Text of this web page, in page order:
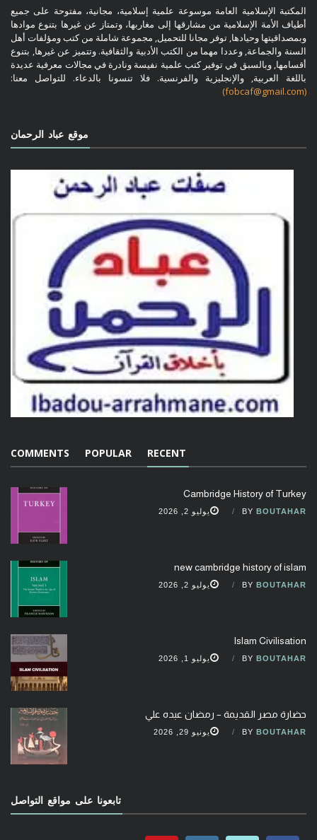
المكتبة الإسلامية العامة موسوعة علمية إسلامية، مجانية، مفتوحة على جميع
أطياف الأمة الإسلامية من مشارقها إلى مغاربها، وتمتاز عن غيرها بتنوع موادها
وبمصداقيتها وحيادها, توفر مجانا للتحميل, مجموعة شاملة من كتب ومؤلفات أهل
السنة والجماعة, وعددا مهما من الكتب الأدبية والثقافية. وتتميز عن غيرها, بتنوع
أقسامها, وبالسبق في توفير كتب علمية نفيسة ونادرة في مجالات معرفية عديدة
باللغة العربية, والإنجليزية والفرنسية. فلا تنسونا بالدعاء. للتواصل معنا:
(fobcaf@gmail.com)
موقع عباد الرحمان
RECENT
POPULAR
COMMENTS
Cambridge History of Turkey
BY BOUTAHAR يوليو 2, 2026
new cambridge history of islam
BY BOUTAHAR يوليو 2, 2026
Islam Civilisation
BY BOUTAHAR يوليو 1, 2026
حضارة مصر القديمة – رمضان عبده علي
BY BOUTAHAR يونيو 29, 2026
تابعونا على مواقع التواصل